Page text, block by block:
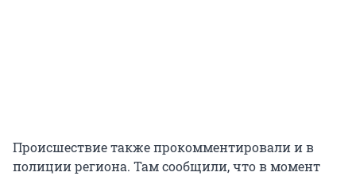
Происшествие также прокомментировали и в
полиции региона. Там сообщили, что в момент